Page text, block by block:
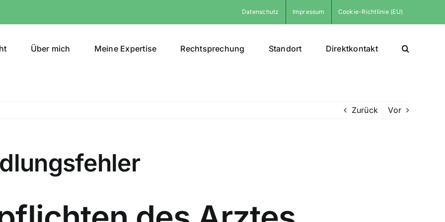
Datenschutz Impressum Cookie-Richtlinie (EU)
Über mich Meine Expertise Rechtsprechung Standort Direktkontakt
Zurück Vor